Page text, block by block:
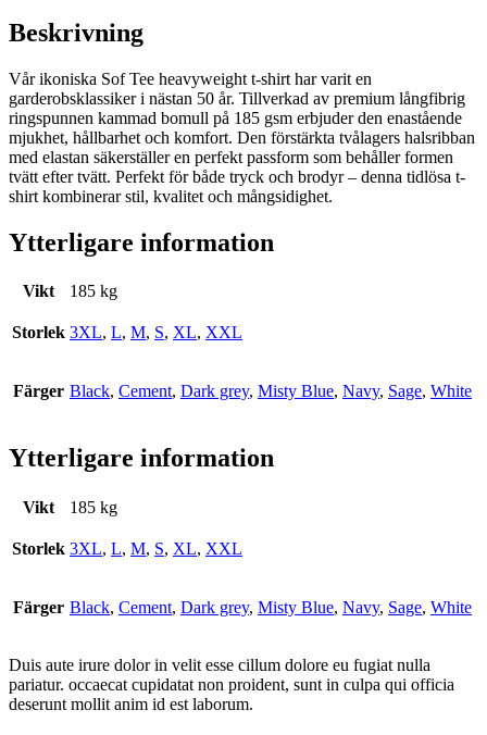
Beskrivning
Vår ikoniska Sof Tee heavyweight t-shirt har varit en
garderobsklassiker i nästan 50 år. Tillverkad av premium långfibrig
ringspunnen kammad bomull på 185 gsm erbjuder den enastående
mjukhet, hållbarhet och komfort. Den förstärkta tvålagers halsribban
med elastan säkerställer en perfekt passform som behåller formen
tvätt efter tvätt. Perfekt för både tryck och brodyr – denna tidlösa t-
shirt kombinerar stil, kvalitet och mångsidighet.
Ytterligare information
Vikt 185 kg
Storlek 3XL, L, M, S, XL, XXL
Färger Black, Cement, Dark grey, Misty Blue, Navy, Sage, White
Ytterligare information
Vikt 185 kg
Storlek 3XL, L, M, S, XL, XXL
Färger Black, Cement, Dark grey, Misty Blue, Navy, Sage, White
Duis aute irure dolor in velit esse cillum dolore eu fugiat nulla
pariatur. occaecat cupidatat non proident, sunt in culpa qui officia
deserunt mollit anim id est laborum.